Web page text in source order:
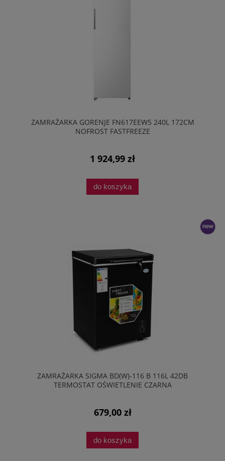
ZAMRAŻARKA GORENJE FN617EEW5 240L 172CM
NOFROST FASTFREEZE
1 924,99 zł
do koszyka
ZAMRAŻARKA SIGMA BD(W)-116 B 116L 42DB
TERMOSTAT OŚWIETLENIE CZARNA
679,00 zł
do koszyka